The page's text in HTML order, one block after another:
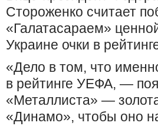
Стороженко считает
«Галатасараем»
Украине очки в
«Дело в том, что
в рейтинге УЕФА, —
«Металлиста» —
«Динамо», чтобы оно